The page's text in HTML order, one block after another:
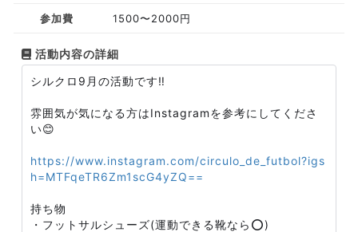
参加費 1500〜2000円
活動内容の詳細
シルクロ9月の活動です‼️
雰囲気が気になる方はInstagramを参考にしてくださ
い😊
https://www.instagram.com/circulo_de_futbol?igs
h=MTFqeTR6Zm1scG4yZQ==
持ち物
・フットサルシューズ(運動できる靴なら⭕️)